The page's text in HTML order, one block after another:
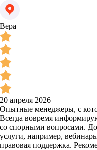
Вера
20 апреля 2026
Опытные менеджеры, с
Всегда вовремя
со спорными вопросами.
услуги, например,
правовая поддержка.